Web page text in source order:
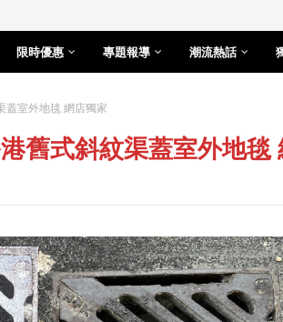
限時優惠 專題報導 潮流熱話
蓋室外地毯 網店獨家
舊式斜紋渠蓋室外地毯